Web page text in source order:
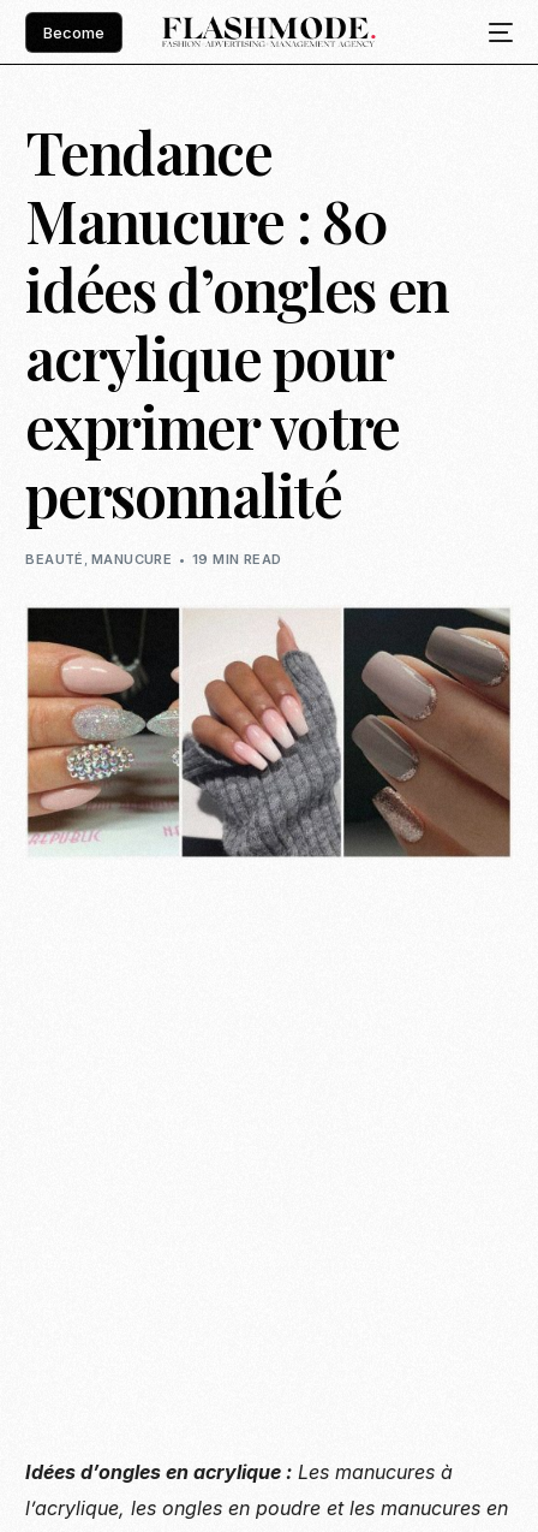
Become
Tendance
Manucure : 80
idées d’ongles en
acrylique pour
exprimer votre
personnalité
BEAUTÉ , MANUCURE 19 MIN READ
Idées d’ongles en acrylique : Les manucures à
l’acrylique, les ongles en poudre et les manucures en